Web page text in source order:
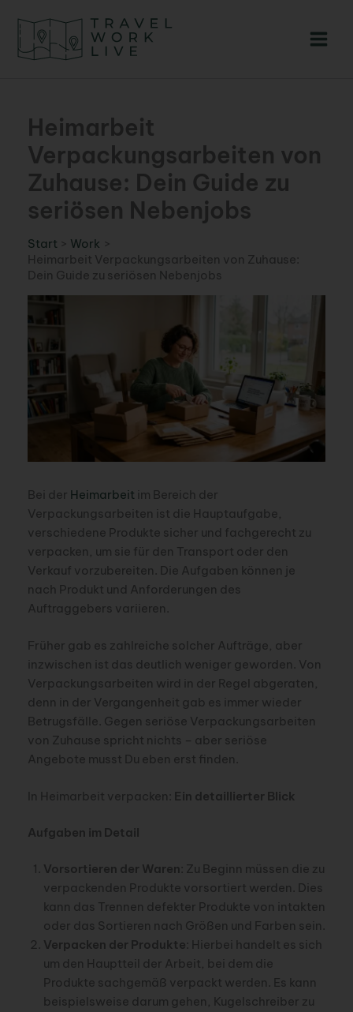
Inhalt
springen
Heimarbeit
Verpackungsarbeiten von
Zuhause: Dein Guide zu
seriösen Nebenjobs
Start
Work
Heimarbeit Verpackungsarbeiten von Zuhause:
Dein Guide zu seriösen Nebenjobs
Bei der Heimarbeit im Bereich der
Verpackungsarbeiten ist die Hauptaufgabe,
verschiedene Produkte sicher und fachgerecht zu
verpacken, um sie für den Transport oder den
Verkauf vorzubereiten. Die Aufgaben können je
nach Produkt und Anforderungen des
Auftraggebers variieren.
Früher gab es zahlreiche solcher Aufträge, aber
inzwischen ist das deutlich weniger geworden. Von
Verpackungsarbeiten wird in der Regel abgeraten,
denn in der Vergangenheit gab es immer wieder
Betrugsfälle. Gegen seriöse Verpackungsarbeiten
von Zuhause spricht nichts – aber seriöse
Angebote musst Du eben erst finden.
In Heimarbeit verpacken: Ein detaillierter Blick
Aufgaben im Detail
Vorsortieren der Waren : Zu Beginn müssen die zu
verpackenden Produkte vorsortiert werden. Dies
kann das Trennen defekter Produkte von intakten
oder das Sortieren nach Größen und Farben sein.
Verpacken der Produkte : Hierbei handelt es sich
um den Hauptteil der Arbeit, bei dem die
Produkte sachgemäß verpackt werden. Es kann
beispielsweise darum gehen, Kugelschreiber zu